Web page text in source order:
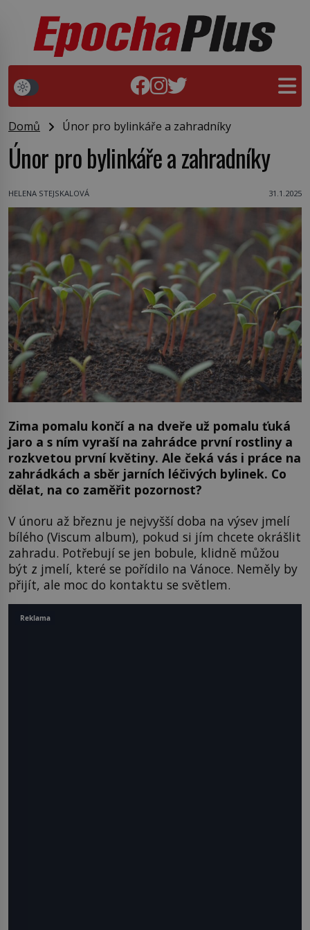
Domů Únor pro bylinkáře a zahradníky
Únor pro bylinkáře a zahradníky
HELENA STEJSKALOVÁ 31.1.2025
Zima pomalu končí a na dveře už pomalu ťuká
jaro a s ním vyraší na zahrádce první rostliny a
rozkvetou první květiny. Ale čeká vás i práce na
zahrádkách a sběr jarních léčivých bylinek. Co
dělat, na co zaměřit pozornost?
V únoru až březnu je nejvyšší doba na výsev jmelí
bílého (Viscum album), pokud si jím chcete okrášlit
zahradu. Potřebují se jen bobule, klidně můžou
být z jmelí, které se pořídilo na Vánoce. Neměly by
přijít, ale moc do kontaktu se světlem.
Reklama